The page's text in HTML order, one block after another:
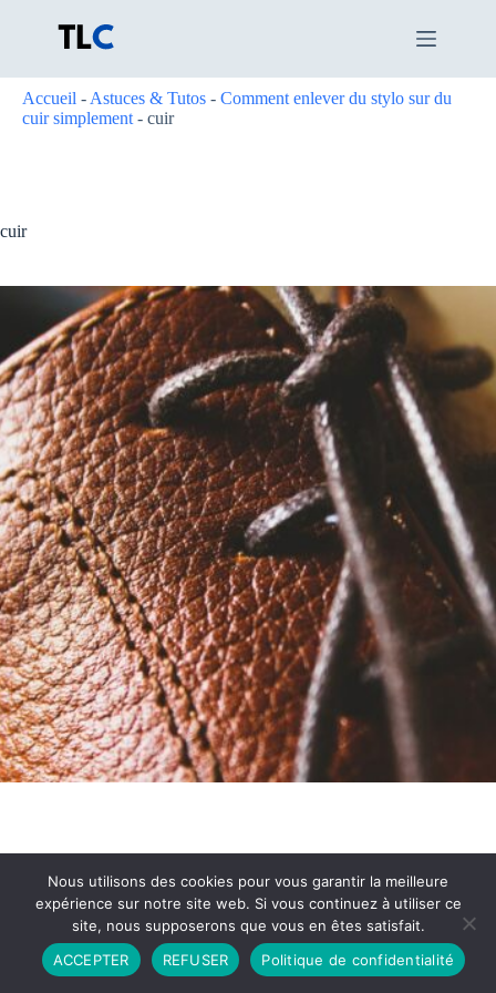
Accueil - Astuces & Tutos - Comment enlever du stylo sur du
cuir simplement - cuir
cuir
Partenariat Contact
Politique de Confidentialité
CGU
Copyright © 2026 - Propulsé par DIEUDUDIABLE
Nous utilisons des cookies pour vous garantir la meilleure
expérience sur notre site web. Si vous continuez à utiliser ce
site, nous supposerons que vous en êtes satisfait.
ACCEPTER
REFUSER Politique de confidentialité